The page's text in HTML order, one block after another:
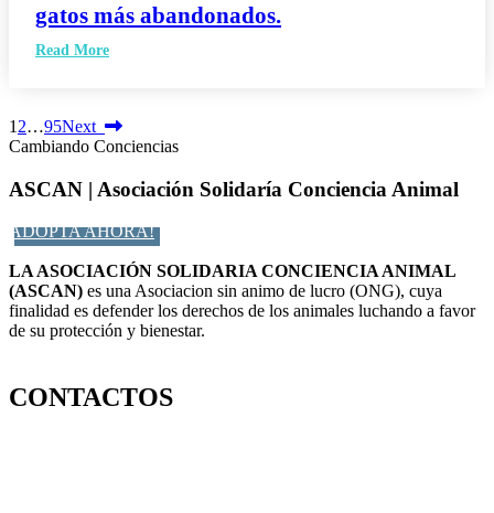
gatos más abandonados.
Read More
1 2…95Next
Cambiando Conciencias
ASCAN | Asociación Solidaría Conciencia Animal
ADOPTA AHORA!
LA ASOCIACIÓN SOLIDARIA CONCIENCIA ANIMAL
(ASCAN) es una Asociacion sin animo de lucro (ONG), cuya
finalidad es defender los derechos de los animales luchando a favor
de su protección y bienestar.
CONTACTOS